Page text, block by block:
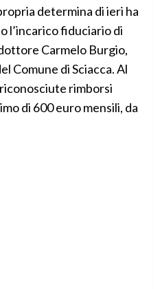
determina di ieri ha
l’incarico fiduciario di
Carmelo Burgio,
Comune di Sciacca. Al
rimborsi
di 600 euro mensili, da